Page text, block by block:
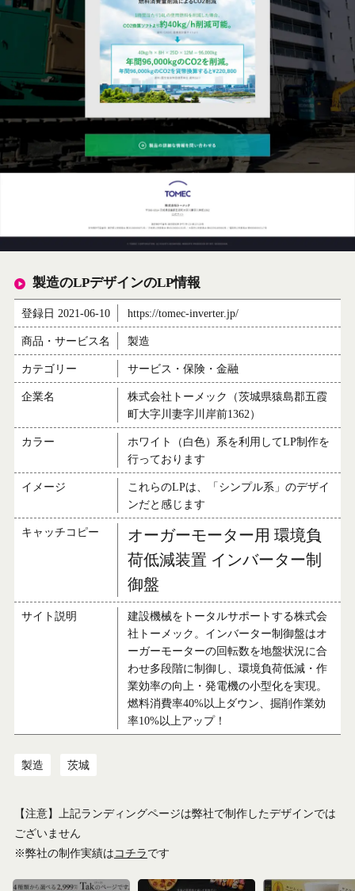
製造のLPデザインのLP情報
登録日 2021-06-10 https://tomec-inverter.jp/
商品・サービス名 製造
カテゴリー サービス・保険・金融
企業名
株式会社トーメック（茨城県猿島郡五霞
町大字川妻字川岸前1362）
カラー
ホワイト（白色）系を利用してLP制作を
行っております
イメージ
これらのLPは、「シンプル系」のデザイ
ンだと感じます
キャッチコピー
オーガーモーター用 環境負
荷低減装置 インバーター制
御盤
サイト説明
建設機械をトータルサポートする株式会
社トーメック。インバーター制御盤はオ
ーガーモーターの回転数を地盤状況に合
わせ多段階に制御し、環境負荷低減・作
業効率の向上・発電機の小型化を実現。
燃料消費率40%以上ダウン、掘削作業効
率10%以上アップ！
製造 茨城
【注意】上記ランディングページは弊社で制作したデザインでは
ございません
※弊社の制作実績はコチラです